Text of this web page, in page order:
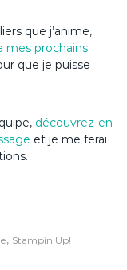
que j’anime,
prochains
que je puisse
découvrez-en
et je me ferai
, Stampin'Up!